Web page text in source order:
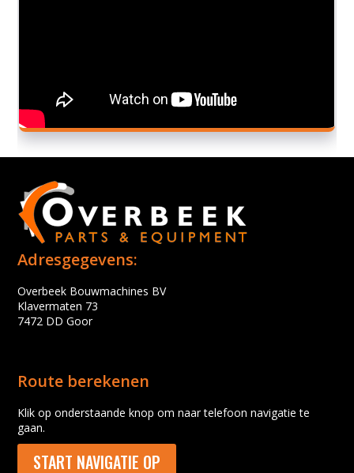
Adresgegevens:
Overbeek Bouwmachines BV
Klavermaten 73
7472 DD Goor
Route berekenen
Klik op onderstaande knop om naar telefoon navigatie te
gaan.
START NAVIGATIE OP